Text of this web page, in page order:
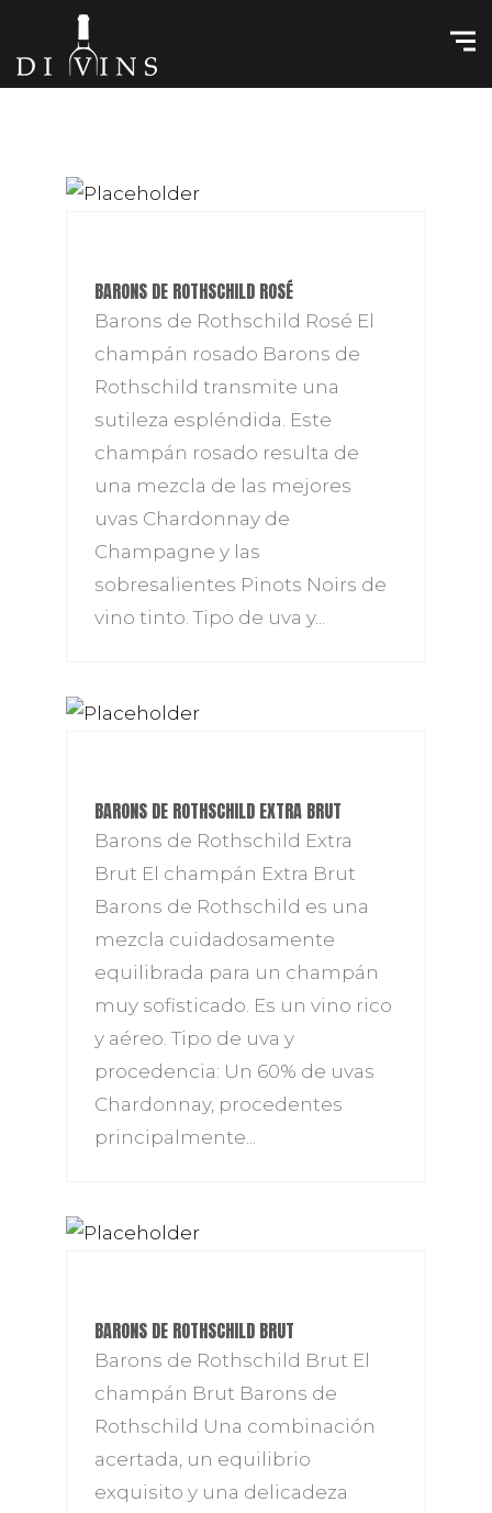
BARONS DE ROTHSCHILD ROSÉ
Barons de Rothschild Rosé El
champán rosado Barons de
Rothschild transmite una
sutileza espléndida. Este
champán rosado resulta de
una mezcla de las mejores
uvas Chardonnay de
Champagne y las
sobresalientes Pinots Noirs de
vino tinto. Tipo de uva y...
BARONS DE ROTHSCHILD EXTRA BRUT
Barons de Rothschild Extra
Brut El champán Extra Brut
Barons de Rothschild es una
mezcla cuidadosamente
equilibrada para un champán
muy sofisticado. Es un vino rico
y aéreo. Tipo de uva y
procedencia: Un 60% de uvas
Chardonnay, procedentes
principalmente...
BARONS DE ROTHSCHILD BRUT
Barons de Rothschild Brut El
champán Brut Barons de
Rothschild Una combinación
acertada, un equilibrio
exquisito y una delicadeza